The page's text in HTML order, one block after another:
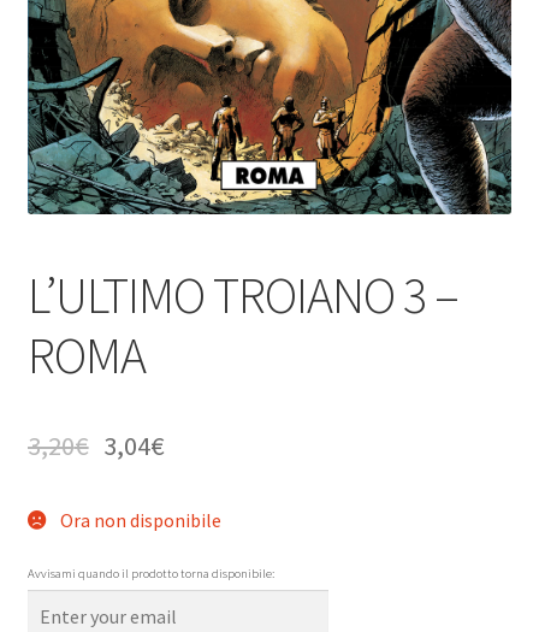
L’ULTIMO TROIANO 3 –
ROMA
3,20€ 3,04€
Ora non disponibile
Avvisami quando il prodotto torna disponibile: